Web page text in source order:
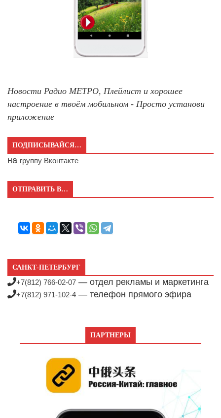
Новости Радио МЕТРО, Плейлист и хорошее
настроение в твоём мобильном - Просто установи
приложение
ПОДПИСЫВАЙСЯ…
на группу Вконтакте
ОТПРАВИТЬ В…
САНКТ-ПЕТЕРБУРГ
+7(812) 766-02-07 — отдел рекламы и маркетинга
+7(812) 971-102-4 — телефон прямого эфира
ПАРТНЕРЫ